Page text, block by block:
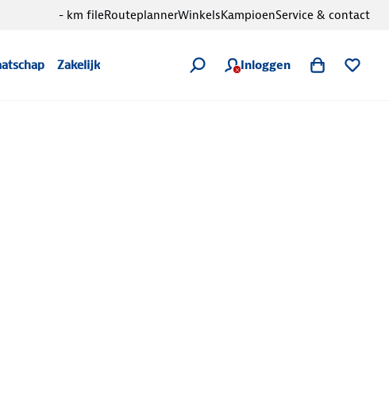
Zakelijk Inloggen
- km fileRouteplannerWinkelsKampioenService & contact